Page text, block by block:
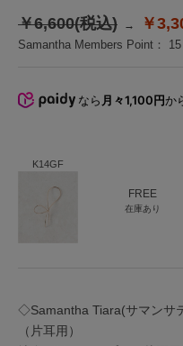
￥6,600(税込) ￥
Samantha Members Point： 15
なら 月々1,100円か
K14GF
FREE
在庫あり
◇Samantha Tiara(サマンサ
（片耳用）